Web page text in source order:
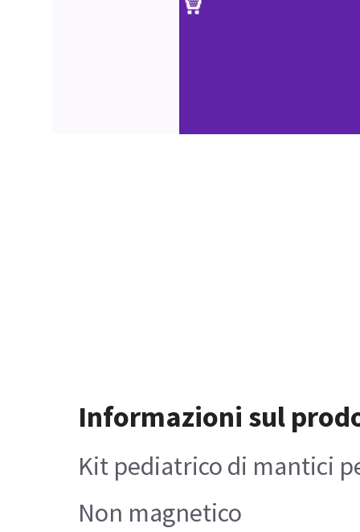
Informazioni sul
Kit pediatrico di mantici
Non magnetico